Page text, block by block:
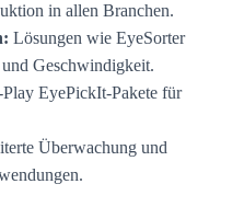
in allen Branchen.
Lösungen wie EyeSorter
Geschwindigkeit.
EyePickIt-Pakete für
Überwachung und